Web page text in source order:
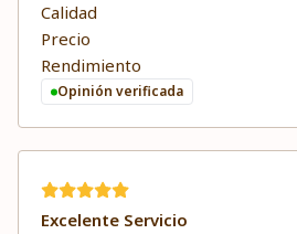
Calidad
Precio
Rendimiento
Opinión verificada
Excelente Servicio